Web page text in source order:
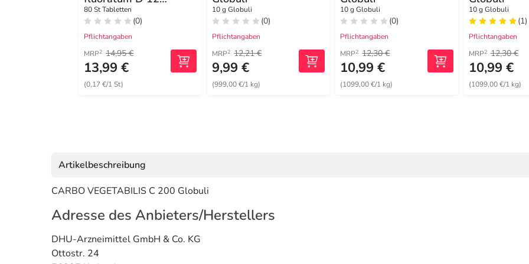
Tabletten
80 St Tabletten
(0)
Pflichtangaben
MRP2 14,95 €
13,99 €
(0,17 €/1 St)
10 g Globuli
(0)
Pflichtangaben
MRP2 12,21 €
9,99 €
(999,00 €/1 kg)
10 g Globuli
(0)
Pflichtangaben
MRP2 12,30 €
10,99 €
(1099,00 €/1 kg)
10 g Globuli
(1)
Pflichtangaben
MRP2 12,30 €
10,99 €
(1099,00 €/1 kg)
Artikelbeschreibung
CARBO VEGETABILIS C 200 Globuli
Adresse des Anbieters/Herstellers
DHU-Arzneimittel GmbH & Co. KG
Ottostr. 24